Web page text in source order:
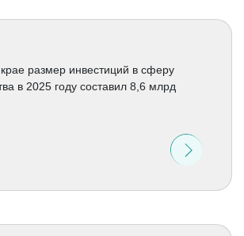
размер инвестиций в сферу
в 2025 году составил 8,6 млрд